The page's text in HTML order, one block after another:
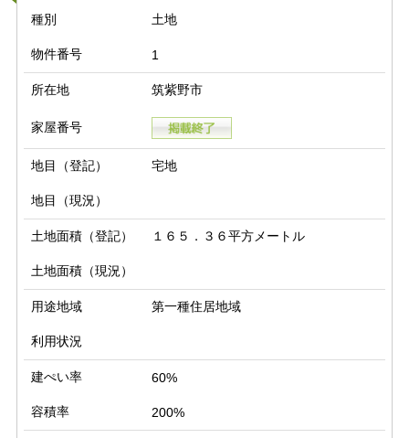
種別 土地
物件番号 1
所在地 筑紫野市
家屋番号
地目（登記） 宅地
地目（現況）
土地面積（登記） １６５．３６平方メートル
土地面積（現況）
用途地域 第一種住居地域
利用状況
建ぺい率 60%
容積率 200%